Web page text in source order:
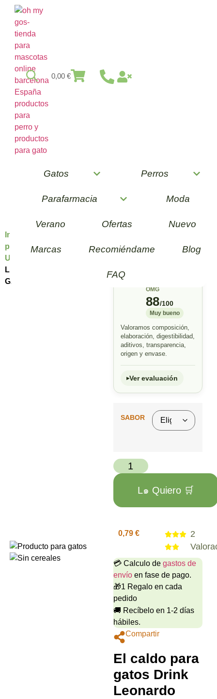
0,00 €
Gatos Perros
Parafarmacia Moda
Verano Ofertas Nuevo
Marcas Recomiéndame Blog
FAQ
Inicio
para gatos/Sistema
Urinario Gato
Leonardo Sopa para
Gatos
Leonardo
Gatos
OMG
88/100
Muy bueno
Valoramos composición,
elaboración, digestibilidad,
aditivos, transparencia,
origen y envase.
Ver evaluación
SABOR
L๑ Quiero 🛒
0,79 €
2
💳 Calculo de gastos de
envíoen fase de pago.
🎁1 Regalo en cada
pedido
🚚 Recíbelo en 1-2 días
hábiles.
Compartir
El caldo para
gatos Drink
Leonardo